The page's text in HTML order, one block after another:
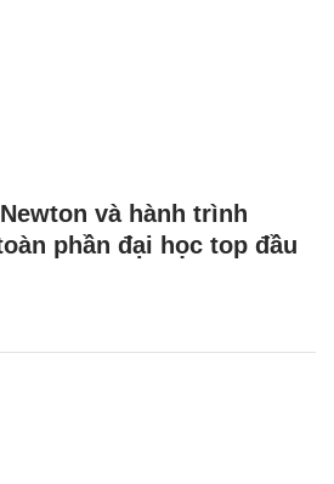
và hành trình
phần đại học top đầu